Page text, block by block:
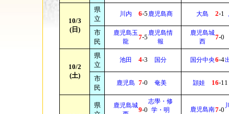
10/3
(日)
県
立
川内 6-5 鹿児島商 大島 2-1
市
民
鹿児島玉
龍
7-5
鹿児島情
報
鹿児島城
西
7-0
10/2
(土)
県
立
池田 4-3 国分 国分中央6-4
市
民
鹿児島 7-0 奄美 頴娃 16-11
県
鹿児島城
9-0
志學・修
学・明
鹿児島南7-0